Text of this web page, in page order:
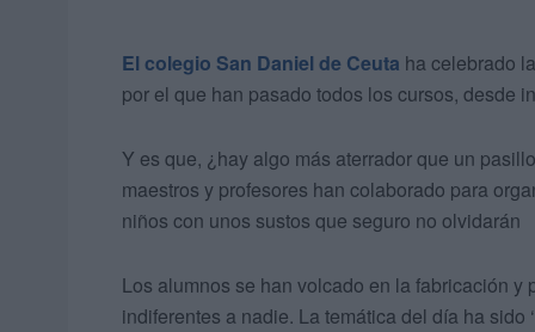
El colegio San Daniel de Ceuta ha celebrado
por el que han pasado todos los cursos, desde
Y es que, ¿hay algo más aterrador que un
maestros y profesores han colaborado para
niños con unos sustos que seguro no olvidarán
Los alumnos se han volcado en la fabricación
indiferentes a nadie. La temática del día ha sido